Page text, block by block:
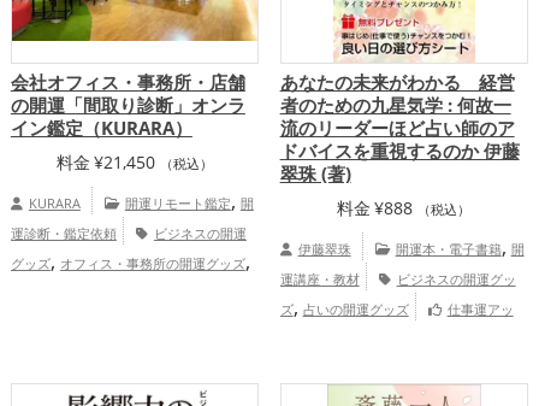
会社オフィス・事務所・店舗
の開運「間取り診断」オンラ
イン鑑定（KURARA）
料金 ¥21,450 （税込）
KURARA 開運リモート鑑定, 開
運診断・鑑定依頼
ビジネスの開運
グッズ, オフィス・事務所の開運グッズ,
あなたの未来がわかる 経営
者のための九星気学 : 何故一
流のリーダーほど占い師のア
ドバイスを重視するのか 伊藤
翠珠 (著)
料金 ¥888 （税込）
伊藤翠珠 開運本・電子書籍, 開
運講座・教材
ビジネスの開運グッ
ズ, 占いの開運グッズ
仕事運アッ